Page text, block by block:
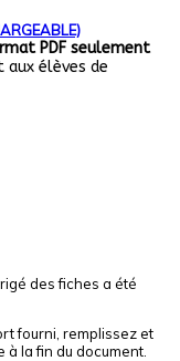
PDF seulement
élèves de
des fiches a été
fourni, remplissez et
la fin du document.